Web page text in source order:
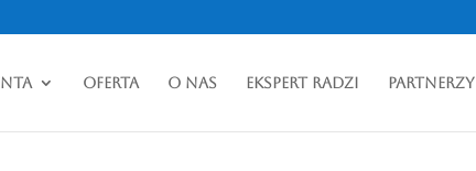
Oferta O nas ekspert radzi partnerzy